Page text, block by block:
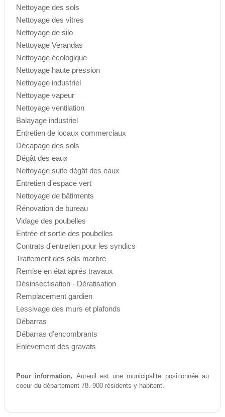
Nettoyage des sols
Nettoyage des vitres
Nettoyage de silo
Nettoyage Verandas
Nettoyage écologique
Nettoyage haute pression
Nettoyage industriel
Nettoyage vapeur
Nettoyage ventilation
Balayage industriel
Entretien de locaux commerciaux
Décapage des sols
Dégât des eaux
Nettoyage suite dégât des eaux
Entretien d'espace vert
Nettoyage de bâtiments
Rénovation de bureau
Vidage des poubelles
Entrée et sortie des poubelles
Contrats d'entretien pour les syndics
Traitement des sols marbre
Remise en état aprés travaux
Désinsectisation - Dératisation
Remplacement gardien
Lessivage des murs et plafonds
Débarras
Débarras d’encombrants
Enlèvement des gravats
Pour information, Auteuil est une municipalité positionnée au
coeur du département 78. 900 résidents y habitent.